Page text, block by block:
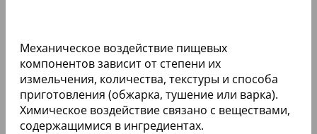
Механическое воздействие пищевых
компонентов зависит от степени их
измельчения, количества, текстуры и способа
приготовления (обжарка, тушение или варка).
Химическое воздействие связано с веществами,
содержащимися в ингредиентах.